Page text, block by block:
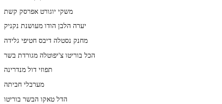
משקי יוגורט אפרסק קשת
יערה הלבן הודו מעושנת נקניק
מחנק נסטלה דיבס חטיפי גלידה
הכל בוריטו צ'יפוטלה מגורדת בשר
תפוזי דול מנדרינה
מערבלי חביתה
הדל טאקו הבשר בוריטו